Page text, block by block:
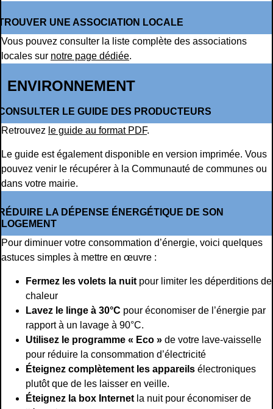
UNE ASSOCIATION LOCALE
Vous pouvez consulter la liste complète des associations
locales sur notre page dédiée.
ENVIRONNEMENT
LE GUIDE DES PRODUCTEURS
Retrouvez le guide au format PDF.
Le guide est également disponible en version imprimée. Vous
pouvez venir le récupérer à la Communauté de communes ou
dans votre mairie.
LA DÉPENSE ÉNERGÉTIQUE DE SON
LOGEMENT
Pour diminuer votre consommation d’énergie, voici quelques
astuces simples à mettre en œuvre :
Fermez les volets la nuit pour limiter les déperditions de
chaleur
Lavez le linge à 30°C pour économiser de l’énergie par
rapport à un lavage à 90°C.
Utilisez le programme « Eco » de votre lave-vaisselle
pour réduire la consommation d’électricité
Éteignez complètement les appareils électroniques
plutôt que de les laisser en veille.
Éteignez la box Internet la nuit pour économiser de